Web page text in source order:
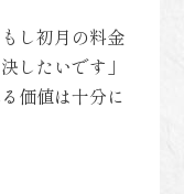
し初月の料金
したいです」
価値は十分に